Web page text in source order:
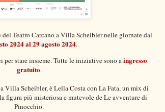
del Teatro Carcanoa Villa Scheibler nelle giornate dal
2024 al 29 agosto 2024.
per stare insieme. Tutte le iniziative sono aingresso
gratuito.
Villa Scheibler, è Lella Costa con La Fata, un mix di
figura più misteriosa e mutevole de Le avventure di
Pinocchio.